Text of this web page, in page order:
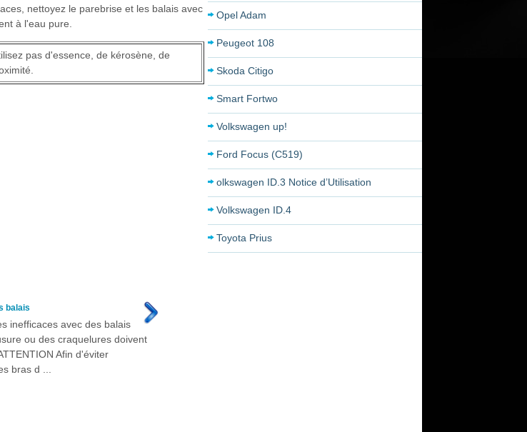
nettoyez le parebrise et les balais avec
à l'eau pure.
pas d'essence, de kérosène, de
balais
inefficaces avec des balais
ou des craquelures doivent
Afin d'éviter
bras d ...
Opel Adam
Peugeot 108
Skoda Citigo
Smart Fortwo
Volkswagen up!
Ford Focus (C519)
olkswagen ID.3 Notice d’Utilisation
Volkswagen ID.4
Toyota Prius